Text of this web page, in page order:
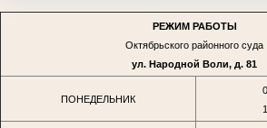
РЕЖИМ РАБОТЫ
Октябрьского районного суда
ул. Народной Воли, д. 81
ПОНЕДЕЛЬНИК